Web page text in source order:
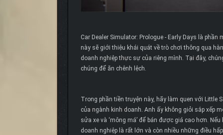
Car Dealer Simulator: Prologue - Early Days là
này sẽ giới thiệu khái quát về trò chơi thông qua
doanh nghiệp thực sự của riêng mình. Tại đây,
chúng để ăn chênh lệch.
Trong phần tiền truyện này, hãy làm quen với Little
của ngành kinh doanh. Anh ấy không giỏi sắp xếp
sửa xe và ‘mông má’ để bán được giá cao hơn.
doanh nghiệp là rất lớn và còn nhiều những điều